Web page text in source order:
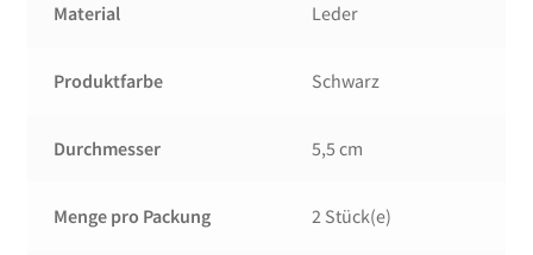
Material Leder
Produktfarbe Schwarz
Durchmesser 5,5 cm
Menge pro Packung 2 Stück(e)